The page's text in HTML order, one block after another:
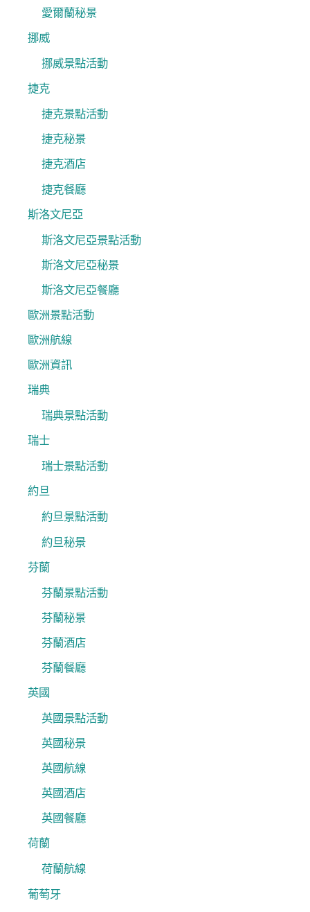
愛爾蘭秘景
挪威
挪威景點活動
捷克
捷克景點活動
捷克秘景
捷克酒店
捷克餐廳
斯洛文尼亞
斯洛文尼亞景點活動
斯洛文尼亞秘景
斯洛文尼亞餐廳
歐洲景點活動
歐洲航線
歐洲資訊
瑞典
瑞典景點活動
瑞士
瑞士景點活動
約旦
約旦景點活動
約旦秘景
芬蘭
芬蘭景點活動
芬蘭秘景
芬蘭酒店
芬蘭餐廳
英國
英國景點活動
英國秘景
英國航線
英國酒店
英國餐廳
荷蘭
荷蘭航線
葡萄牙